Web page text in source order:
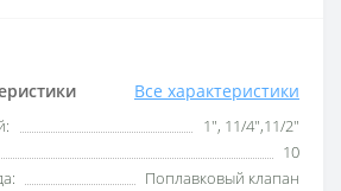
Все характеристики
1", 11/4",11/2"
10
Поплавковый клапан